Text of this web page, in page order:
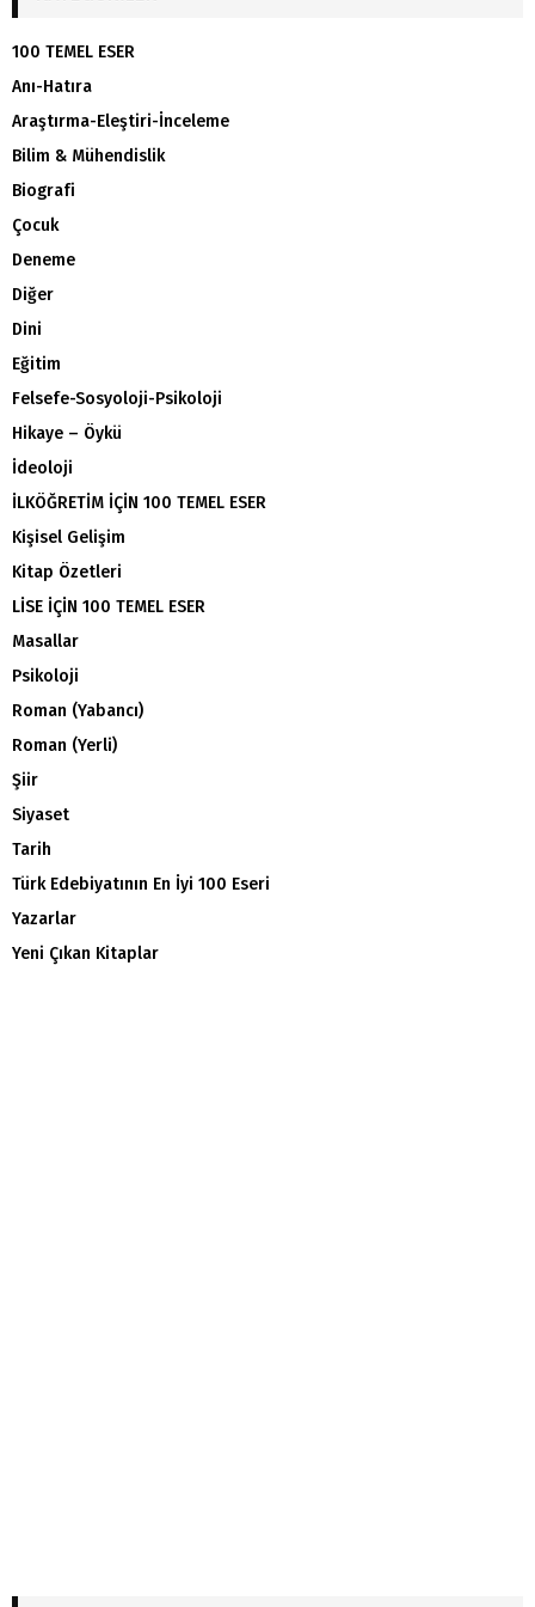
100 TEMEL ESER
Anı-Hatıra
Araştırma-Eleştiri-İnceleme
Bilim & Mühendislik
Biografi
Çocuk
Deneme
Diğer
Dini
Eğitim
Felsefe-Sosyoloji-Psikoloji
Hikaye – Öykü
İdeoloji
İLKÖĞRETİM İÇİN 100 TEMEL ESER
Kişisel Gelişim
Kitap Özetleri
LİSE İÇİN 100 TEMEL ESER
Masallar
Psikoloji
Roman (Yabancı)
Roman (Yerli)
Şiir
Siyaset
Tarih
Türk Edebiyatının En İyi 100 Eseri
Yazarlar
Yeni Çıkan Kitaplar